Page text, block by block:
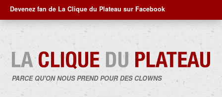
Devenez fan de La Clique du Plateau sur Facebook
PARCE QU'ON NOUS PREND POUR DES CLOWNS